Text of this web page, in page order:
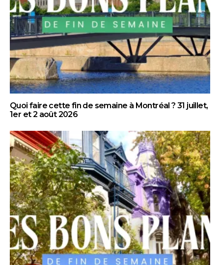
Quoi faire cette fin de semaine à Montréal ? 31 juillet,
1er et 2 août 2026